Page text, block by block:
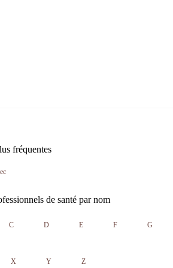
fréquentes
de santé par nom
C D E F G
X Y Z